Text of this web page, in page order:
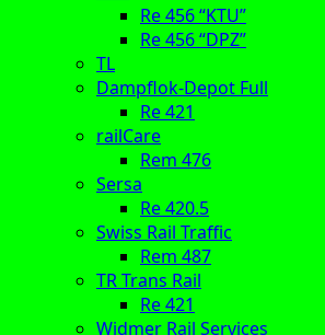
Re 456 “KTU”
Re 456 “DPZ”
TL
Dampflok-Depot Full
Re 421
railCare
Rem 476
Sersa
Re 420.5
Swiss Rail Traffic
Rem 487
TR Trans Rail
Re 421
Widmer Rail Services